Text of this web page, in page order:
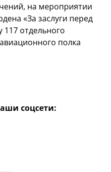
на мероприятии
«За заслуги перед
отдельного
полка
соцсети: